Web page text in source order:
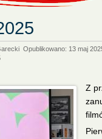
Opublikowano: 13 maj
Z